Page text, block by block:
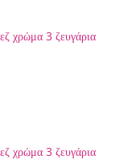
χρώμα 3 ζευγάρια
χρώμα 3 ζευγάρια